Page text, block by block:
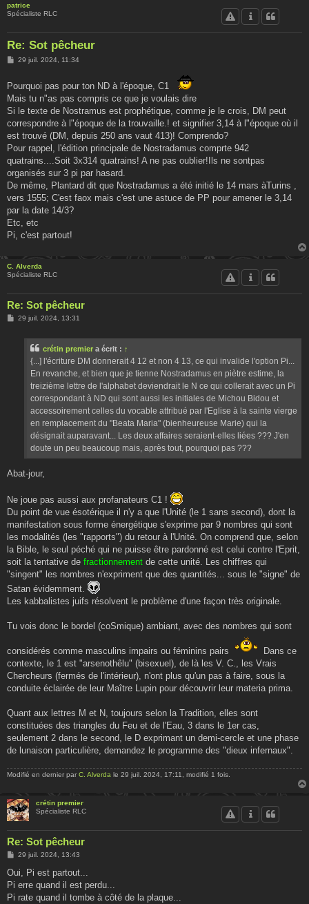
patrice
Spécialiste RLC
Re: Sot pêcheur
M
s
g
e
29 juil. 2024, 11:34
Pourquoi pas pour ton ND à l'époque, C1
Mais tu n"as pas compris ce que je voulais dire
Si le texte de Nostramus est prophétique, comme je le crois, DM peut
correspondre à l"époque de la trouvaille.! et signifier 3,14 à l"époque où il
est trouvé (DM, depuis 250 ans vaut 413)! Comprendo?
Pour rappel, l'édition principale de Nostradamus comprte 942
quatrains....Soit 3x314 quatrains! A ne pas oublier!Ils ne sontpas
organisés sur 3 pi par hasard.
De même, Plantard dit que Nostradamus a été initié le 14 mars àTurins ,
vers 1555; C'est faox mais c'est une astuce de PP pour amener le 3,14
par la date 14/3?
Etc, etc
Pi, c'est partout!
C. Alverda
Spécialiste RLC
Re: Sot pêcheur
M29 juil. 2024, 13:31
crétin premier a écrit : ↑
{...] l'écriture DM donnerait 4 12 et non 4 13, ce qui invalide l'option Pi...
En revanche, et bien que je tienne Nostradamus en piètre estime, la
treizième lettre de l'alphabet deviendrait le N ce qui collerait avec un Pi
correspondant à ND qui sont aussi les initiales de Michou Bidou et
accessoirement celles du vocable attribué par l'Eglise à la sainte vierge
en remplacement du "Beata Maria" (bienheureuse Marie) qui la
désignait auparavant... Les deux affaires seraient-elles liées ??? J'en
doute un peu beaucoup mais, après tout, pourquoi pas ???
Abat-jour,
Ne joue pas aussi aux profanateurs C1 !
Du point de vue ésotérique il n'y a que l'Unité (le 1 sans second), dont la
manifestation sous forme énergétique s'exprime par 9 nombres qui sont
les modalités (les "rapports") du retour à l'Unité. On comprend que, selon
la Bible, le seul péché qui ne puisse être pardonné est celui contre l'Eprit,
soit la tentative de fractionnement de cette unité. Les chiffres qui
"singent" les nombres n'expriment que des quantités... sous le "signe" de
Satan évidemment.
Les kabbalistes juifs résolvent le problème d'une façon très originale.
Tu vois donc le bordel (coSmique) ambiant, avec des nombres qui sont
considérés comme masculins impairs ou féminins pairs
Dans ce
contexte, le 1 est "arsenothêlu" (bisexuel), de là les V. C., les Vrais
Chercheurs (fermés de l'intérieur), n'ont plus qu'un pas à faire, sous la
conduite éclairée de leur Maître Lupin pour découvrir leur materia prima.
Quant aux lettres M et N, toujours selon la Tradition, elles sont
constituées des triangles du Feu et de l'Eau, 3 dans le 1er cas,
seulement 2 dans le second, le D exprimant un demi-cercle et une phase
de lunaison particulière, demandez le programme des "dieux infernaux".
Modifié en dernier par C. Alverda le 29 juil. 2024, 17:11, modifié 1 fois.
crétin premier
Spécialiste RLC
Re: Sot pêcheur
M
s
a
g
29 juil. 2024, 13:43
Oui, Pi est partout...
Pi erre quand il est perdu...
Pi rate quand il tombe à côté de la plaque...